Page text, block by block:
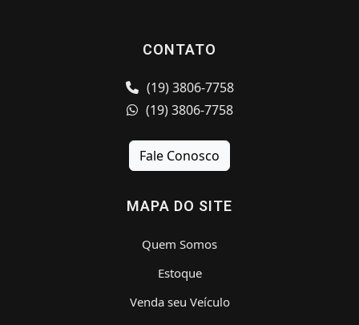
CONTATO
(19) 3806-7758
(19) 3806-7758
Fale Conosco
MAPA DO SITE
Quem Somos
Estoque
Venda seu Veículo